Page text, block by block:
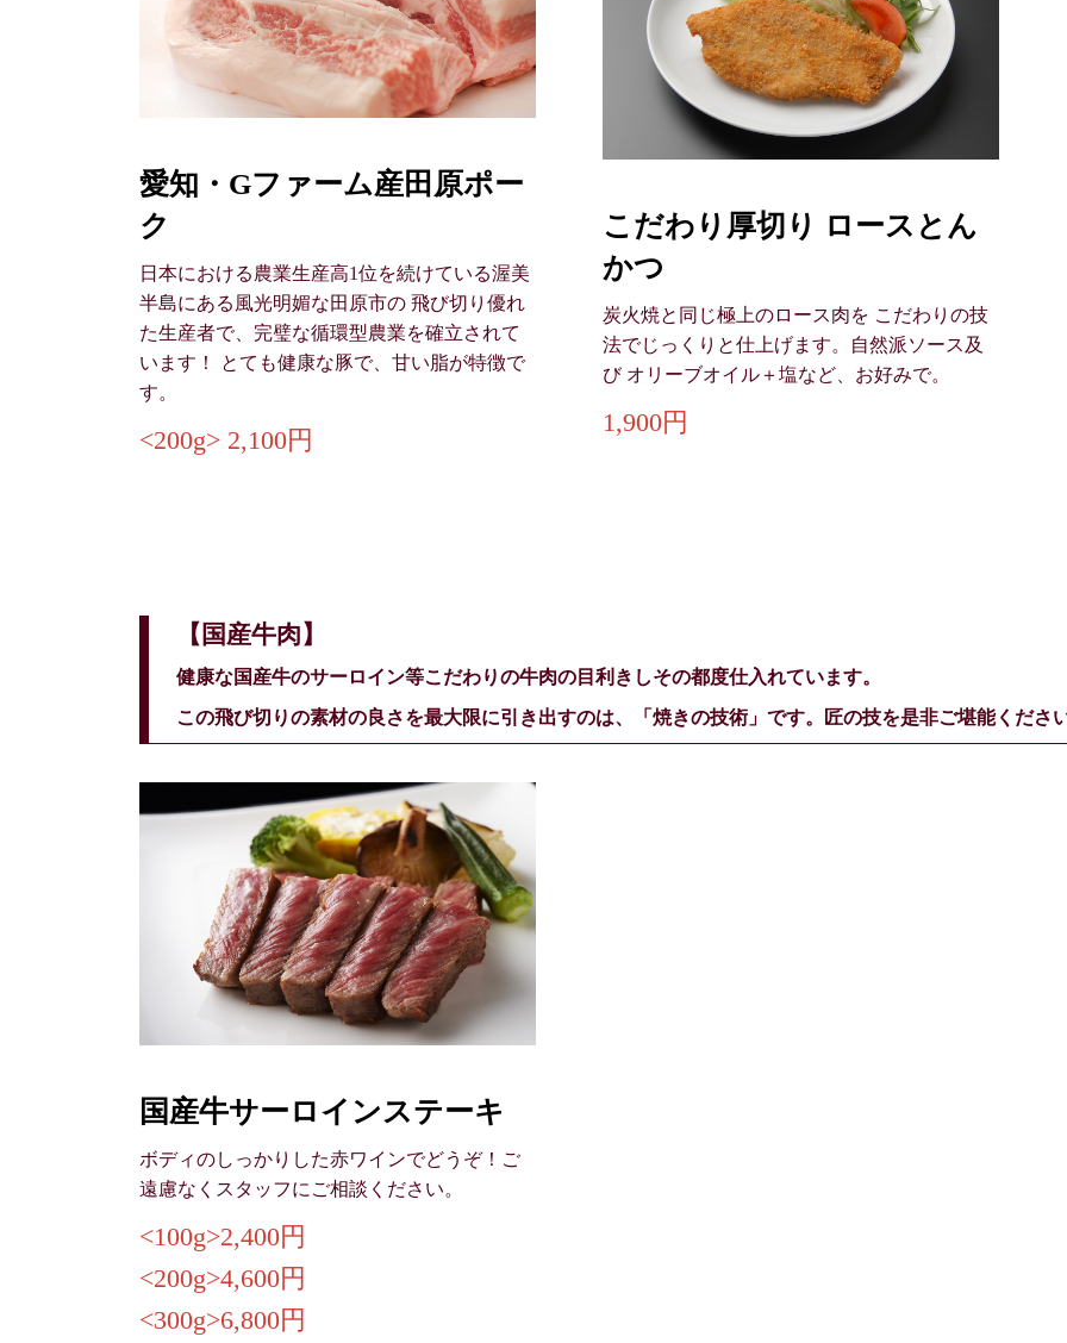
愛知・Gファーム産田原ポー
ク
日本における農業生産高1位を続けている渥美
半島にある風光明媚な田原市の 飛び切り優れ
た生産者で、完璧な循環型農業を確立されて
います！ とても健康な豚で、甘い脂が特徴で
す。
<200g> 2,100円
こだわり厚切り ロースとん
かつ
炭火焼と同じ極上のロース肉を こだわりの技
法でじっくりと仕上げます。自然派ソース及
び オリーブオイル＋塩など、お好みで。
1,900円
【国産牛肉】
健康な国産牛のサーロイン等こだわりの牛肉の目利きしその都度仕入れています。
この飛び切りの素材の良さを最大限に引き出すのは、「焼きの技術」です。匠の技を是非ご堪能くださ
国産牛サーロインステーキ
ボディのしっかりした赤ワインでどうぞ！ご
遠慮なくスタッフにご相談ください。
<100g>2,400円
<200g>4,600円
<300g>6,800円